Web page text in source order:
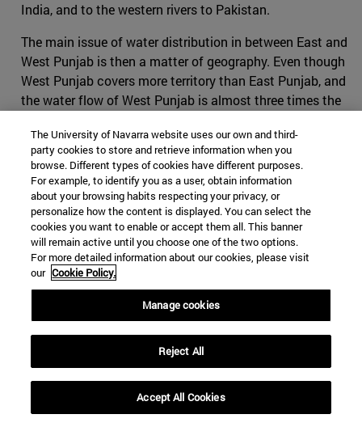
India, and to the western rivers to Pakistan.
The main issue of water distribution in between East and
West Punjab is then a matter of geography. Even though
West Punjab covers more territory than East Punjab, and
the water flow of West Punjab is almost three times the
gives the following advantage to India: since Pakistan
rivers receive much more water flow from India, the
treaty allowed India to use western rivers water for
limited irrigation use and unlimited use for power
generation, domestic, industrial and non-consumptive
uses such as navigation, floating of property, fish culture
and this is where the disputes mainly came from, as
Pakistan has objected all Indian hydro-electric projects
on western rivers irrespective of size and layout.
It is worth mentioning that with the World Bank
mediating the Treaty in between India and Pakistan, the
water access will not be curtailed, and since the
ratification of the Treaty, India and Pakistan have not
engaged in any water wars. Although there have been
The University of Navarra website uses our own and third-
party cookies to store and retrieve information when you
browse. Different types of cookies have different purposes.
For example, to identify you as a user, obtain information
about your browsing habits respecting your privacy, or
personalize how the content is displayed. You can select the
cookies you want to enable or accept them all. This banner
will remain active until you choose one of the two options.
For more detailed information about our cookies, please visit
our Cookie Policy.
Manage cookies
Reject All
Accept All Cookies